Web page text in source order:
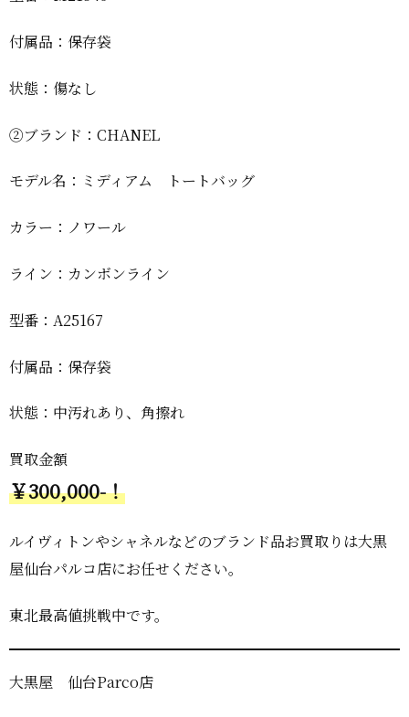
付属品：保存袋
状態：傷なし
②ブランド：CHANEL
モデル名：ミディアム トートバッグ
カラー：ノワール
ライン：カンボンライン
型番：A25167
付属品：保存袋
状態：中汚れあり、角擦れ
買取金額
￥300,000-！
ルイヴィトンやシャネルなどのブランド品お買取りは大黒
屋仙台パルコ店にお任せください。
東北最高値挑戦中です。
大黒屋 仙台Parco店